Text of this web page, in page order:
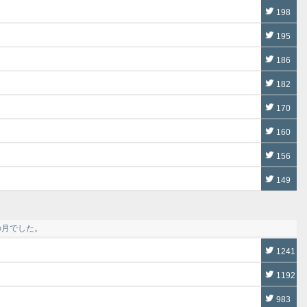
198
195
186
182
170
160
156
149
でした。
1241
1192
983